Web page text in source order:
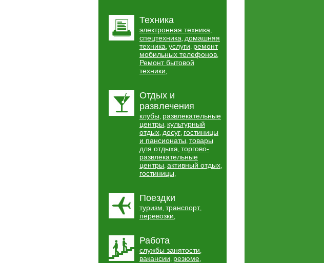
Техника
электронная техника,
спецтехника, домашняя
техника, услуги, ремонт
мобильных телефонов,
Ремонт бытовой
техники,
Отдых и
развлечения
клубы, развлекательные
центры, культурный
отдых, досуг, гостиницы
и пансионаты, товары
для отдыха, торгово-
развлекательные
центры, активный отдых,
гостиницы,
Поездки
туризм, транспорт,
перевозки,
Работа
службы занятости,
вакансии, резюме,